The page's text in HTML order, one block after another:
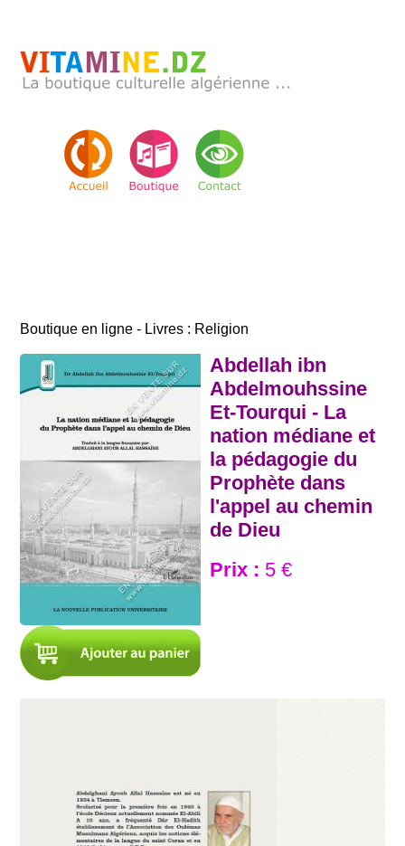
Boutique en ligne - Livres : Religion
Abdellah ibn
Abdelmouhssine
Et-Tourqui - La
nation médiane et
la pédagogie du
Prophète dans
l'appel au chemin
de Dieu
Prix : 5 €